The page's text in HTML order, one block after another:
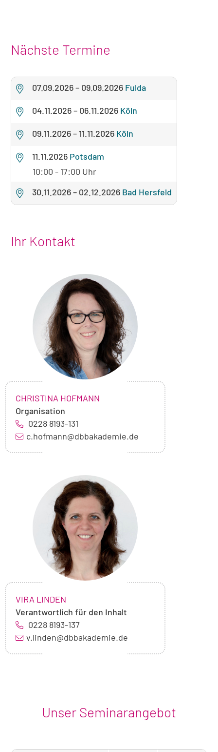
Nächste Termine
07.09.2026– 09.09.2026 Fulda
04.11.2026– 06.11.2026 Köln
09.11.2026– 11.11.2026 Köln
11.11.2026 Potsdam
10:00 - 17:00 Uhr
30.11.2026– 02.12.2026 Bad Hersfeld
Ihr Kontakt
Foto
von
Christina
Hofmann
NAME:
CHRISTINA HOFMANN
Organisation
0228 8193-131
c.hofmann@dbbakademie.de
Foto
von
Vira
Linden
NAME:
VIRA LINDEN
Verantwortlich für den Inhalt
0228 8193-137
v.linden@dbbakademie.de
Unser Seminarangebot